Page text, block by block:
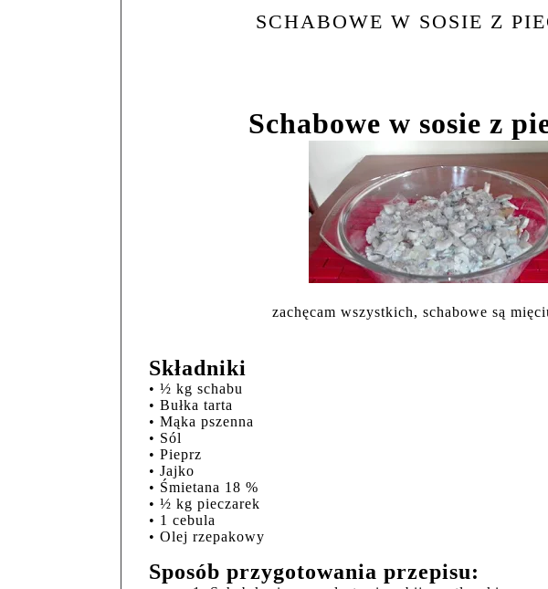
SCHABOWE W SOSIE Z
Schabowe w sosie z
zachęcam wszystkich, schabowe są
Składniki
• ½ kg schabu
• Bułka tarta
• Mąka pszenna
• Sól
• Pieprz
• Jajko
• Śmietana 18 %
• ½ kg pieczarek
• 1 cebula
• Olej rzepakowy
Sposób przygotowania przepisu: